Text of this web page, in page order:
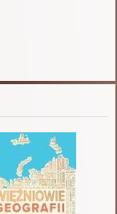
od chronicznego